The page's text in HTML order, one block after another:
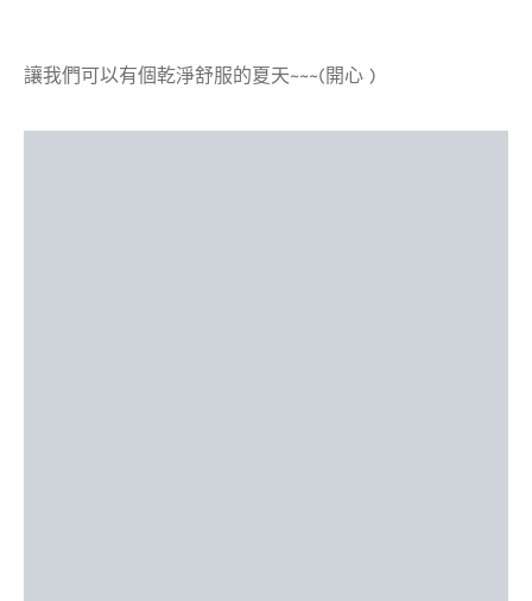
讓我們可以有個乾淨舒服的夏天~~~(開心 )